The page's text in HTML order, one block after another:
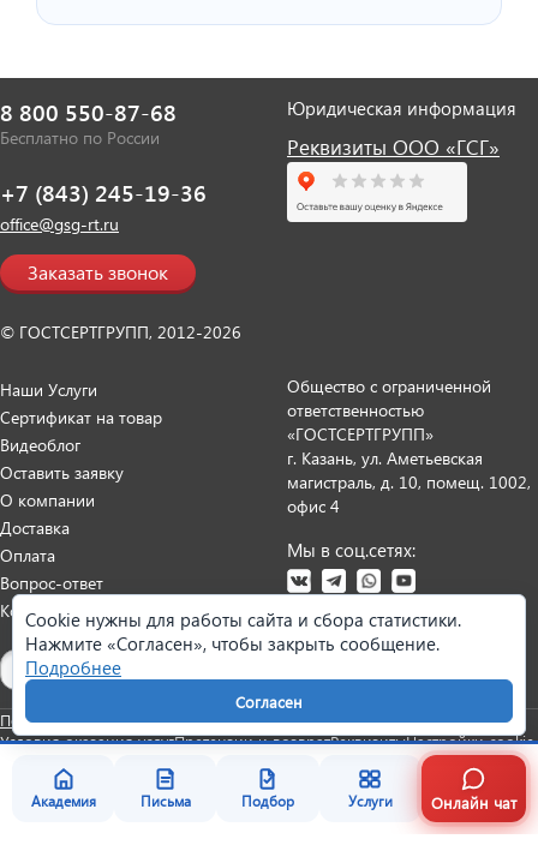
Академия Письма Подбор Услуги Онлайн чат
8 800 550-87-68
Бесплатно по России
+7 (843) 245-19-36
office@gsg-rt.ru
Заказать звонок
© ГОСТСЕРТГРУПП, 2012-2026
Юридическая информация
Реквизиты ООО «ГСГ»
Наши Услуги
Сертификат на товар
Видеоблог
Оставить заявку
О компании
Доставка
Оплата
Вопрос-ответ
Контакты
Общество с ограниченной
ответственностью
«ГОСТСЕРТГРУПП»
г. Казань, ул. Аметьевская
магистраль, д. 10, помещ. 1002,
офис 4
Мы в соц.сетях:
Политика персональных данныхСогласие на обработку данных
Условия оказания услугПретензии и возвратРеквизитыНастройки cookie
Cookie нужны для работы сайта и сбора статистики.
Нажмите «Согласен», чтобы закрыть сообщение.
Подробнее
Согласен